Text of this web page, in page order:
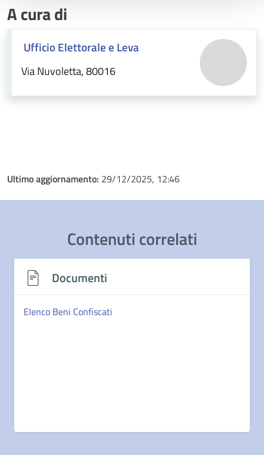
A cura di
Ufficio Elettorale e Leva
Via Nuvoletta, 80016
Ultimo aggiornamento: 29/12/2025, 12:46
Contenuti correlati
Documenti
Elenco Beni Confiscati